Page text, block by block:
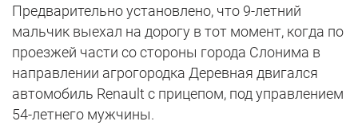
Предварительно установлено, что 9-летний
мальчик выехал на дорогу в тот момент, когда по
проезжей части со стороны города Слонима в
направлении агрогородка Деревная двигался
автомобиль Renault с прицепом, под управлением
54-летнего мужчины.